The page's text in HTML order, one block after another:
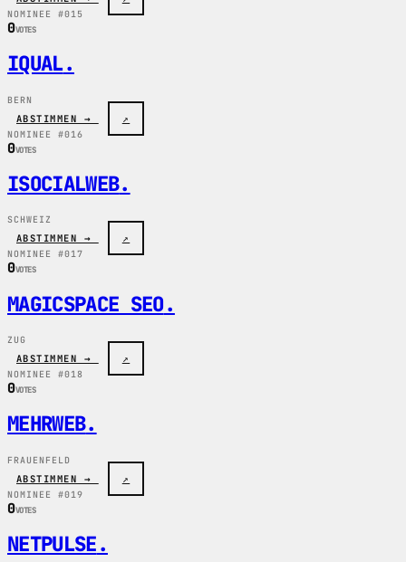
NOMINEE #015
0VOTES
IQUAL.
BERN
ABSTIMMEN → ↗
NOMINEE #016
0VOTES
ISOCIALWEB.
SCHWEIZ
ABSTIMMEN → ↗
NOMINEE #017
0VOTES
MAGICSPACE SEO.
ZUG
ABSTIMMEN → ↗
NOMINEE #018
0VOTES
MEHRWEB.
FRAUENFELD
ABSTIMMEN → ↗
NOMINEE #019
0VOTES
NETPULSE.